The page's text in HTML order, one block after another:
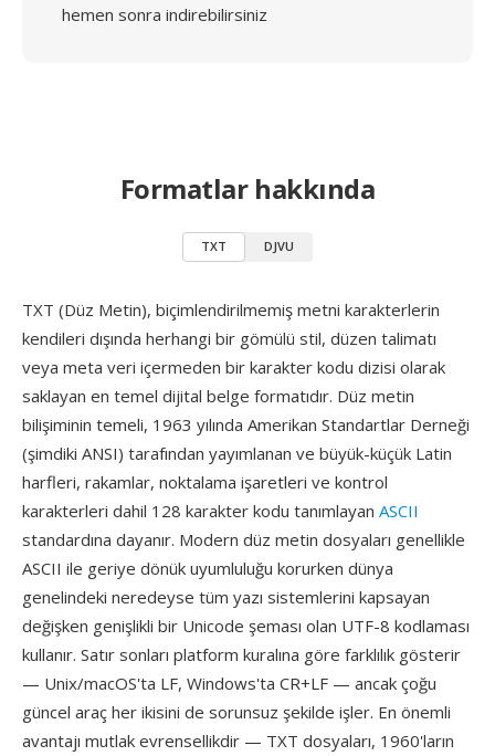
hemen sonra indirebilirsiniz
Formatlar hakkında
TXT DJVU
TXT (Düz Metin), biçimlendirilmemiş metni karakterlerin
kendileri dışında herhangi bir gömülü stil, düzen talimatı
veya meta veri içermeden bir karakter kodu dizisi olarak
saklayan en temel dijital belge formatıdır. Düz metin
bilişiminin temeli, 1963 yılında Amerikan Standartlar Derneği
(şimdiki ANSI) tarafından yayımlanan ve büyük-küçük Latin
harfleri, rakamlar, noktalama işaretleri ve kontrol
karakterleri dahil 128 karakter kodu tanımlayan ASCII
standardına dayanır. Modern düz metin dosyaları genellikle
ASCII ile geriye dönük uyumluluğu korurken dünya
genelindeki neredeyse tüm yazı sistemlerini kapsayan
değişken genişlikli bir Unicode şeması olan UTF-8 kodlaması
kullanır. Satır sonları platform kuralına göre farklılık gösterir
— Unix/macOS'ta LF, Windows'ta CR+LF — ancak çoğu
güncel araç her ikisini de sorunsuz şekilde işler. En önemli
avantajı mutlak evrensellikdir — TXT dosyaları, 1960'ların